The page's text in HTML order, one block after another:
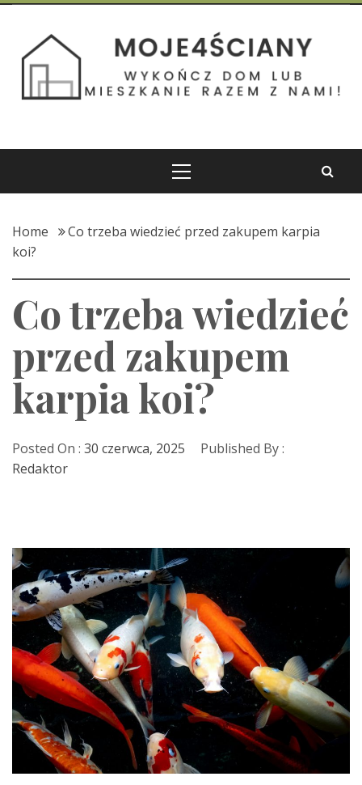
Skip
content Moje 4 Ściany
Home
Co trzeba wiedzieć przed zakupem karpia
koi?
Co trzeba wiedzieć
przed zakupem
karpia koi?
Posted On : 30 czerwca, 2025
Published By :
Redaktor